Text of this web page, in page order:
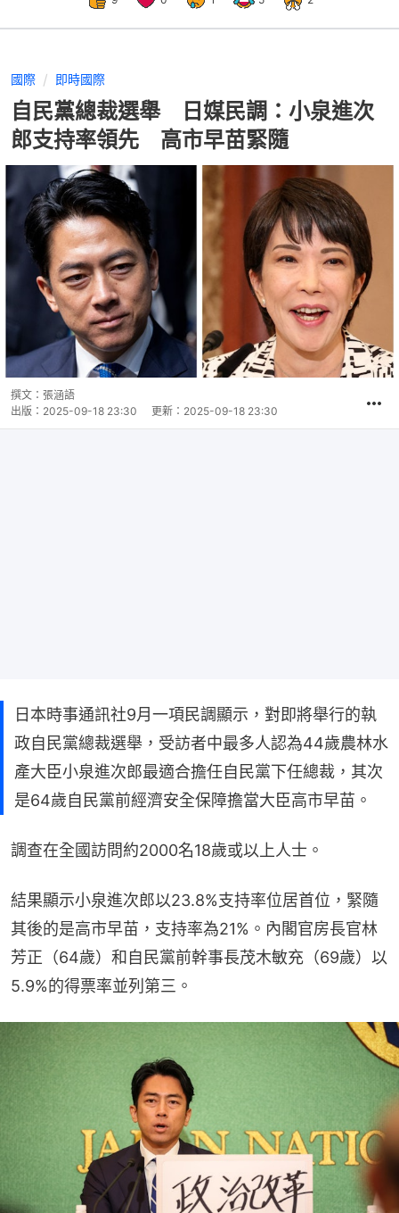
國際 即時國際
自民黨總裁選舉 日媒民調：小泉進次
郎支持率領先 高市早苗緊隨
撰文： 張涵語
出版： 2025-09-18 23:30 更新： 2025-09-18 23:30
日本時事通訊社9月一項民調顯示，對即將舉行的執
政自民黨總裁選舉，受訪者中最多人認為44歲農林水
產大臣小泉進次郎最適合擔任自民黨下任總裁，其次
是64歲自民黨前經濟安全保障擔當大臣高市早苗。
調查在全國訪問約2000名18歲或以上人士。
結果顯示小泉進次郎以23.8%支持率位居首位，緊隨
其後的是高市早苗，支持率為21%。內閣官房長官林
芳正（64歲）和自民黨前幹事長茂木敏充（69歲）以
5.9%的得票率並列第三。